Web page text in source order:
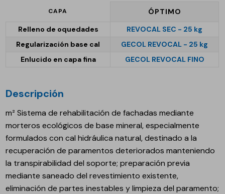
CAPA
ÓPTIMO
Relleno de oquedades
REVOCAL SEC - 25 kg
Regularización base cal
GECOL REVOCAL - 25 kg
Enlucido en capa fina
GECOL REVOCAL FINO
Descripción
m² Sistema de rehabilitación de fachadas mediante
morteros ecológicos de base mineral, especialmente
formulados con cal hidráulica natural, destinado a la
recuperación de paramentos deteriorados manteniendo
la transpirabilidad del soporte; preparación previa
mediante saneado del revestimiento existente,
eliminación de partes inestables y limpieza del paramento;